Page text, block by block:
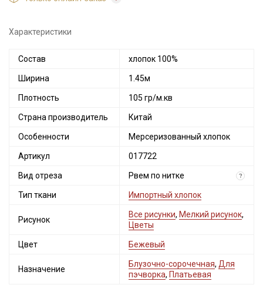
Характеристики
Состав хлопок 100%
Ширина 1.45м
Плотность 105 гр/м.кв
Страна производитель Китай
Особенности Мерсеризованный хлопок
Артикул 017722
Вид отреза Рвем по нитке ?
Тип ткани Импортный хлопок
Рисунок
Все рисунки, Мелкий рисунок,
Цветы
Цвет Бежевый
Назначение
Блузочно-сорочечная, Для
пэчворка, Платьевая